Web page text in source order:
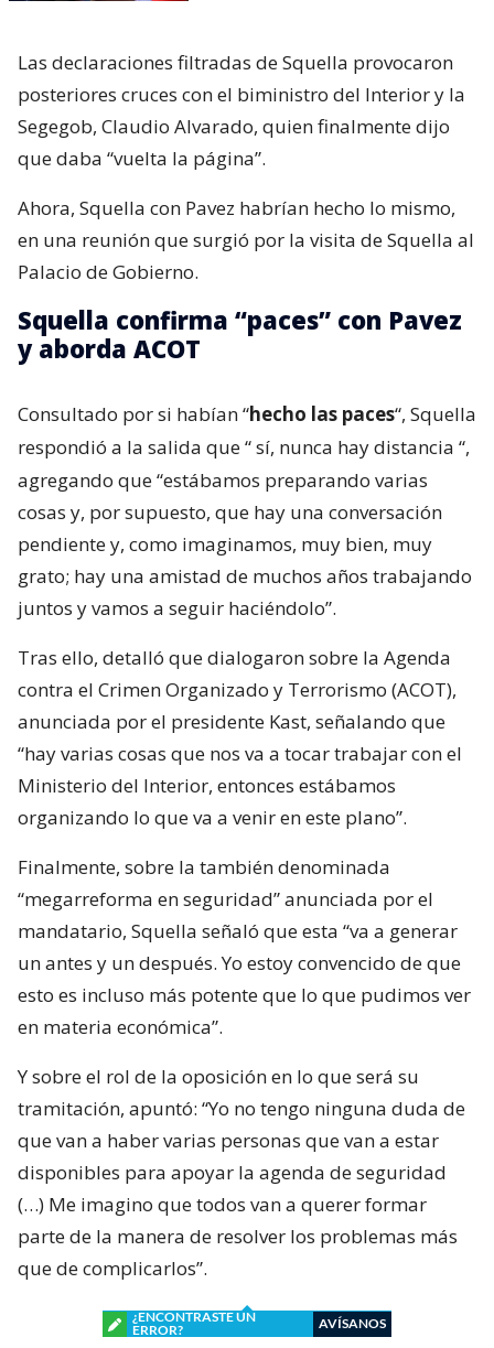
Las declaraciones filtradas de Squella provocaron
posteriores cruces con el biministro del Interior y la
Segegob, Claudio Alvarado, quien finalmente dijo
que daba “vuelta la página”.
Ahora, Squella con Pavez habrían hecho lo mismo,
en una reunión que surgió por la visita de Squella al
Palacio de Gobierno.
Squella confirma “paces” con Pavez
y aborda ACOT
Consultado por si habían “hecho las paces“, Squella
respondió a la salida que “sí, nunca hay distancia “,
agregando que “estábamos preparando varias
cosas y, por supuesto, que hay una conversación
pendiente y, como imaginamos, muy bien, muy
grato; hay una amistad de muchos años trabajando
juntos y vamos a seguir haciéndolo”.
Tras ello, detalló que dialogaron sobre la Agenda
contra el Crimen Organizado y Terrorismo (ACOT),
anunciada por el presidente Kast, señalando que
“hay varias cosas que nos va a tocar trabajar con el
Ministerio del Interior, entonces estábamos
organizando lo que va a venir en este plano”.
Finalmente, sobre la también denominada
“megarreforma en seguridad” anunciada por el
mandatario, Squella señaló que esta “va a generar
un antes y un después. Yo estoy convencido de que
esto es incluso más potente que lo que pudimos ver
en materia económica”.
Y sobre el rol de la oposición en lo que será su
tramitación, apuntó: “Yo no tengo ninguna duda de
que van a haber varias personas que van a estar
disponibles para apoyar la agenda de seguridad
(…) Me imagino que todos van a querer formar
parte de la manera de resolver los problemas más
que de complicarlos”.
¿ENCONTRASTE UN
ERROR?
AVÍSANOS